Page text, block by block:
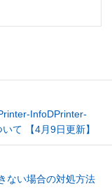
InfoDPrinter-
て 【4月9日更新】
ない場合の対処方法